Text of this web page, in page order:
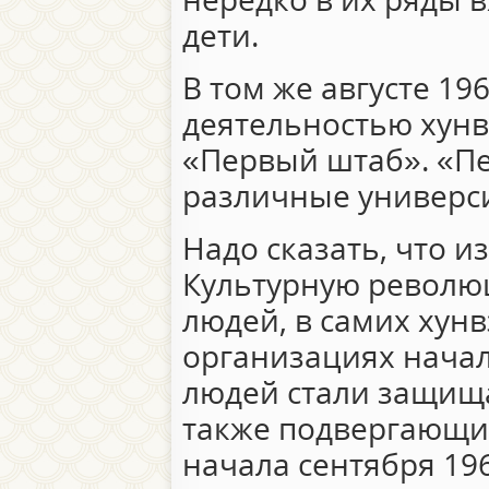
дети.
В том же августе
деятельностью
«Первый штаб».
различные
Надо сказать, что
Культурную
людей, в самих
организациях
людей стали
также
начала сентября